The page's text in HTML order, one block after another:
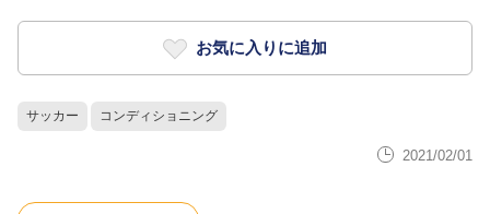
お気に入りに追加
サッカー コンディショニング
2021/02/01